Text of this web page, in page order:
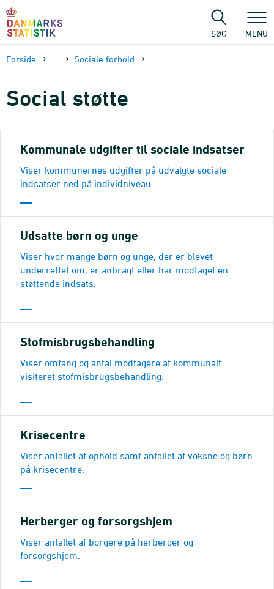
sidens
SØG MENU
Forside Sociale forhold
Social støtte
Kommunale udgifter til sociale indsatser
Viser kommunernes udgifter på udvalgte sociale
indsatser ned på individniveau.
Udsatte børn og unge
Viser hvor mange børn og unge, der er blevet
underrettet om, er anbragt eller har modtaget en
støttende indsats.
Stofmisbrugsbehandling
Viser omfang og antal modtagere af kommunalt
visiteret stofmisbrugsbehandling.
Krisecentre
Viser antallet af ophold samt antallet af voksne og børn
på krisecentre.
Herberger og forsorgshjem
Viser antallet af borgere på herberger og
forsorgshjem.